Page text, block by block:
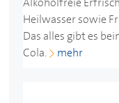
Heilwasser sowie
Das alles gibt es
Cola.
mehr